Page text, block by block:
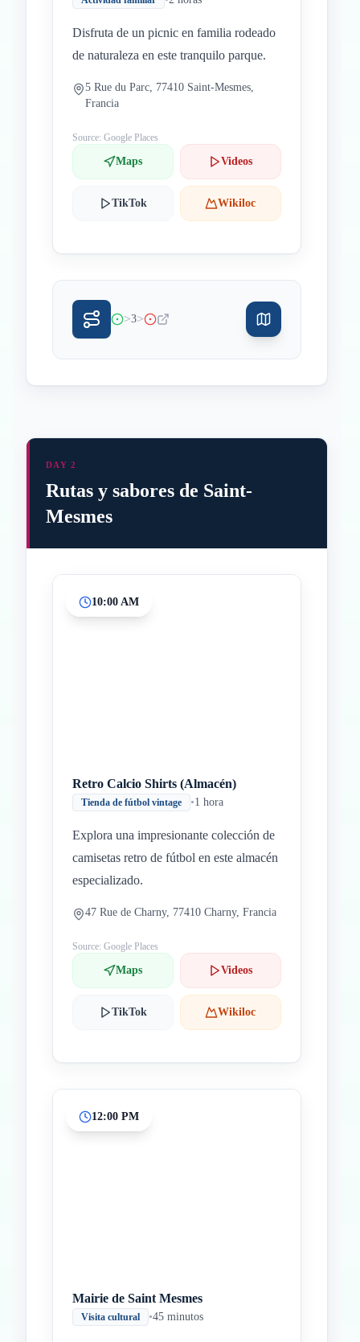
Disfruta de un picnic en familia rodeado
de naturaleza en este tranquilo parque.
5 Rue du Parc, 77410 Saint-Mesmes,
Francia
Source: Google Places
Maps Videos
TikTok Wikiloc
>3>
DAY 2
Rutas y sabores de Saint-
Mesmes
10:00 AM
Retro Calcio Shirts (Almacén)
Tienda de fútbol vintage •1 hora
Explora una impresionante colección de
camisetas retro de fútbol en este almacén
especializado.
47 Rue de Charny, 77410 Charny, Francia
Source: Google Places
Maps Videos
TikTok Wikiloc
12:00 PM
Mairie de Saint Mesmes
Visita cultural •45 minutos